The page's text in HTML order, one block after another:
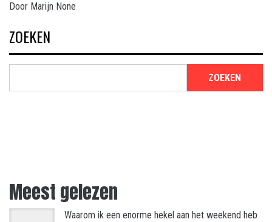
Door Marijn None
ZOEKEN
ZOEKEN
Meest gelezen
Waarom ik een enorme hekel aan het weekend heb